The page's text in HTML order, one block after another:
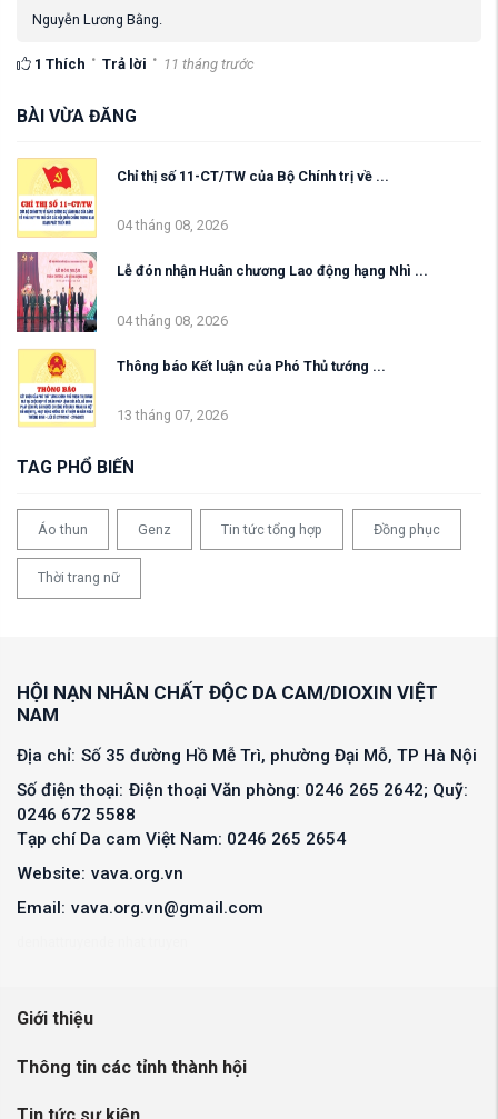
Nguyễn Lương Bằng.
1 Thích Trả lời 11 tháng trước
BÀI VỪA ĐĂNG
Chỉ thị số 11-CT/TW của Bộ Chính trị về ...
04 tháng 08, 2026
Lễ đón nhận Huân chương Lao động hạng Nhì ...
04 tháng 08, 2026
Thông báo Kết luận của Phó Thủ tướng ...
13 tháng 07, 2026
TAG PHỔ BIẾN
Áo thun Genz Tin tức tổng hợp Đồng phục
Thời trang nữ
HỘI NẠN NHÂN CHẤT ĐỘC DA CAM/DIOXIN VIỆT
NAM
Địa chỉ: Số 35 đường Hồ Mễ Trì, phường Đại Mỗ, TP Hà Nội
Số điện thoại: Điện thoại Văn phòng: 0246 265 2642; Quỹ:
0246 672 5588
Tạp chí Da cam Việt Nam: 0246 265 2654
Website: vava.org.vn
Email: vava.org.vn@gmail.com
Giới thiệu
Thông tin các tỉnh thành hội